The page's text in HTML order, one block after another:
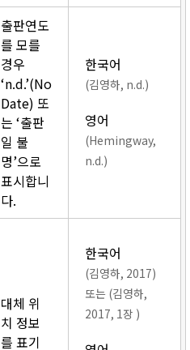
출판연도
를 모를
경우
‘n.d.’(No
Date) 또
는 ‘출판
일 불
명’으로
표시합니
다.
한국어
(김영하, n.d.)
영어
(Hemingway,
n.d.)
대체 위
치 정보
를 표기
한국어
(김영하, 2017)
또는 (김영하,
2017, 1장 )